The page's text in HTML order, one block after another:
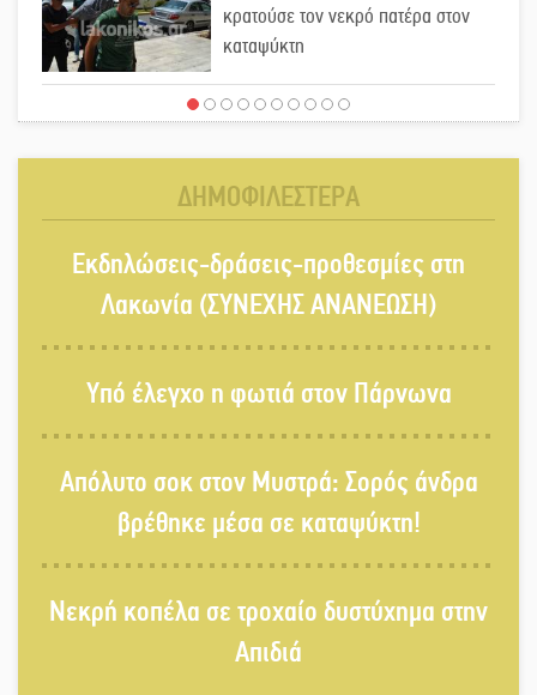
κρατούσε τον νεκρό πατέρα στον
καταψύκτη
Kastoras River Festival 2026: Ένα
Άρνα: Στήνεται το 3ο Τουρνουά
Τάβλι
Βραστού» στη Σοχά
Το τελεφερίκ της Μονεμβασιάς στο
τραπέζι του δημόσιου διαλόγου
Πολιτισμός και παράδοση δίνουν
ραντεβού στην Αγόριανη
ΔΗΜΟΦΙΛΕΣΤΕΡΑ
Εκδηλώσεις-δράσεις-προθεσμίες στη
Λακωνία (ΣΥΝΕΧΗΣ ΑΝΑΝΕΩΣΗ)
Υπό έλεγχο η φωτιά στον Πάρνωνα
Απόλυτο σοκ στον Μυστρά: Σορός άνδρα
βρέθηκε μέσα σε καταψύκτη!
Νεκρή κοπέλα σε τροχαίο δυστύχημα στην
Απιδιά